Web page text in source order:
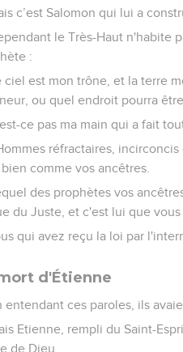
c’est Salomon qui lui a
le Très-Haut n'habite
:
ciel est mon trône, et la terre
ou quel endroit pourra
ce pas ma main qui a fait
réfractaires,
comme vos ancêtres.
des prophètes vos
du Juste, et c'est lui que
qui avez reçu la loi par
d'Étienne
entendant ces paroles, ils
Etienne, rempli du Saint-
de Dieu.